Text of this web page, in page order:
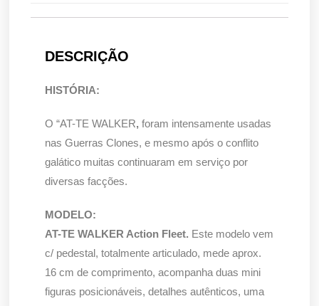
DESCRIÇÃO
HISTÓRIA:
O “AT-TE WALKER,foram intensamente usadas
nas Guerras Clones, e mesmo após o conflito
galático muitas continuaram em serviço por
diversas facções.
MODELO:
AT-TE WALKER Action Fleet. Este modelo vem
c/ pedestal, totalmente articulado, mede aprox.
16 cm de comprimento, acompanha duas mini
figuras posicionáveis, detalhes autênticos, uma